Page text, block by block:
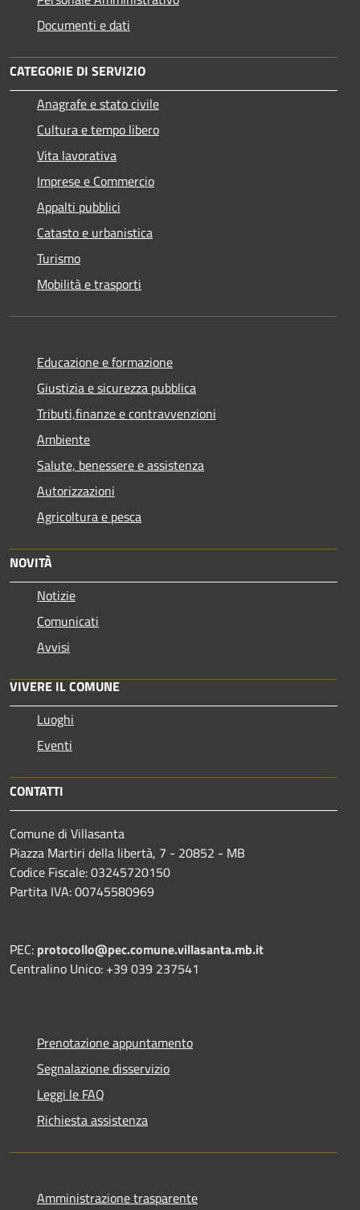
Documenti e dati
CATEGORIE DI SERVIZIO
Anagrafe e stato civile
Cultura e tempo libero
Vita lavorativa
Imprese e Commercio
Appalti pubblici
Catasto e urbanistica
Turismo
Mobilità e trasporti
Educazione e formazione
Giustizia e sicurezza pubblica
Tributi,finanze e contravvenzioni
Ambiente
Salute, benessere e assistenza
Autorizzazioni
Agricoltura e pesca
NOVITÀ
Notizie
Comunicati
Avvisi
VIVERE IL COMUNE
Luoghi
Eventi
CONTATTI
Comune di Villasanta
Piazza Martiri della libertà, 7 - 20852 - MB
Codice Fiscale: 03245720150
Partita IVA: 00745580969
PEC: protocollo@pec.comune.villasanta.mb.it
Centralino Unico: +39 039 237541
Prenotazione appuntamento
Segnalazione disservizio
Leggi le FAQ
Richiesta assistenza
Amministrazione trasparente